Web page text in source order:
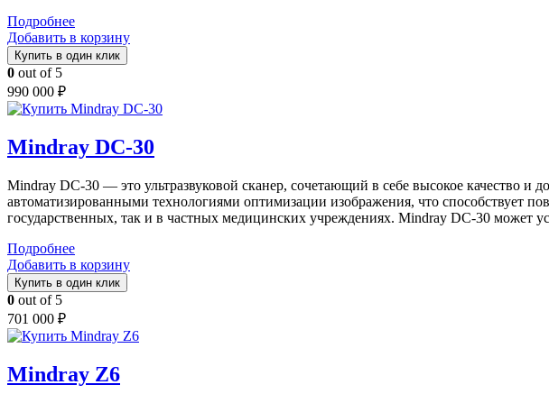
Подробнее
Добавить в корзину
Купить в один клик
0 out of 5
990 000 ₽
Mindray DC-30
Mindray DC-30 — это ультразвуковой сканер, сочетающий в себе высокое качество
автоматизированными технологиями оптимизации изображения, что способствует
государственных, так и в частных медицинских учреждениях. Mindray DC-30 может
Подробнее
Добавить в корзину
Купить в один клик
0 out of 5
701 000 ₽
Mindray Z6